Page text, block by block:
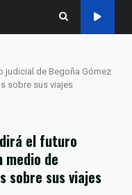
judicial de Begoña Gómez
sobre sus viajes
el futuro
medio de
sobre sus viajes